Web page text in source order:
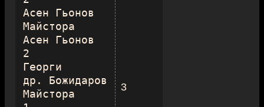
Асен Гьонов
Майстора
Асен Гьонов
2
Георги
др. Божидаров
Майстора
3